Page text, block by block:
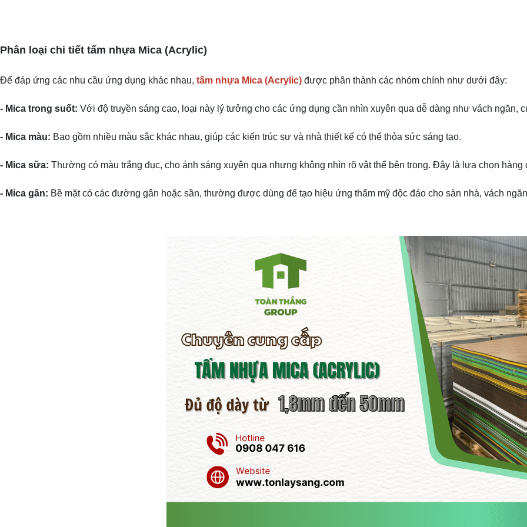
Phân loại chi tiết tấm nhựa Mica (Acrylic)
Để đáp ứng các nhu cầu ứng dụng khác nhau, tấm nhựa Mica (Acrylic) được phân thành các nhóm chính như dưới đây:
- Mica trong suốt: Với độ truyền sáng cao, loại này lý tưởng cho các ứng dụng cần nhìn xuyên qua dễ dàng như vách ngăn,
- Mica màu: Bao gồm nhiều màu sắc khác nhau, giúp các kiến trúc sư và nhà thiết kế có thể thỏa sức sáng tạo.
- Mica sữa: Thường có màu trắng đục, cho ánh sáng xuyên qua nhưng không nhìn rõ vật thể bên trong. Đây là lựa chọn
- Mica gân: Bề mặt có các đường gân hoặc sần, thường được dùng để tạo hiệu ứng thẩm mỹ độc đáo cho sàn nhà, vách